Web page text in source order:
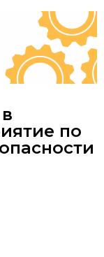
по